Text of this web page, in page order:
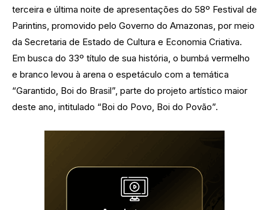
terceira e última noite de apresentações do 58º Festival de
Parintins, promovido pelo Governo do Amazonas, por meio
da Secretaria de Estado de Cultura e Economia Criativa.
Em busca do 33º título de sua história, o bumbá vermelho
e branco levou à arena o espetáculo com a temática
“Garantido, Boi do Brasil”, parte do projeto artístico maior
deste ano, intitulado “Boi do Povo, Boi do Povão”.